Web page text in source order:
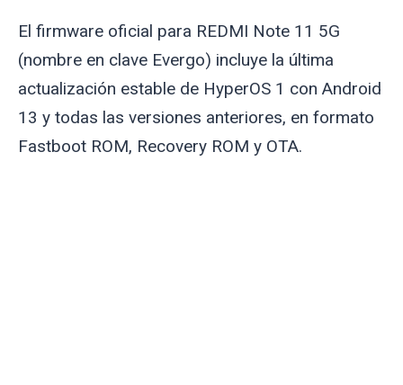
El firmware oficial para REDMI Note 11 5G
(nombre en clave Evergo) incluye la última
actualización estable de HyperOS 1 con Android
13 y todas las versiones anteriores, en formato
Fastboot ROM, Recovery ROM y OTA.